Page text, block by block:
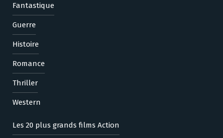
Fantastique
Guerre
Histoire
Romance
Thriller
Western
Les 20 plus grands films Action